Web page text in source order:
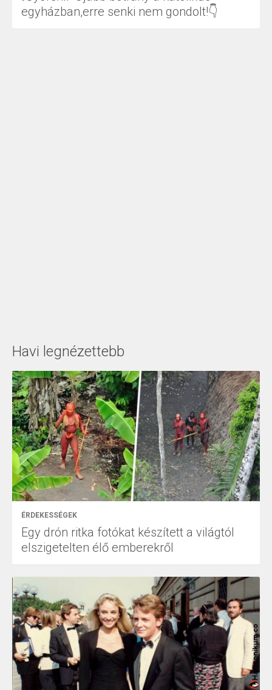
egyházban,erre senki nem gondolt!👇
Havi legnézettebb
ÉRDEKESSÉGEK
Egy drón ritka fotókat készített a világtól
elszigetelten élő emberekről